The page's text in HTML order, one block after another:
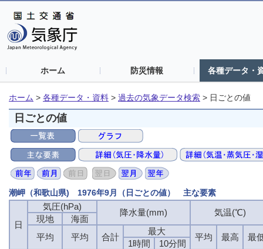
ホーム 防災情報 各種データ・
ホーム > 各種データ・資料 > 過去の気象データ検索 > 日ごとの値
日ごとの値
潮岬（和歌山県) 1976年9月（日ごとの値） 主な要素
日
気圧(hPa)
降水量(mm) 気温(℃)
現地
海面
平均
平均 合計
最大
平均 最高 最
1時間
10分間